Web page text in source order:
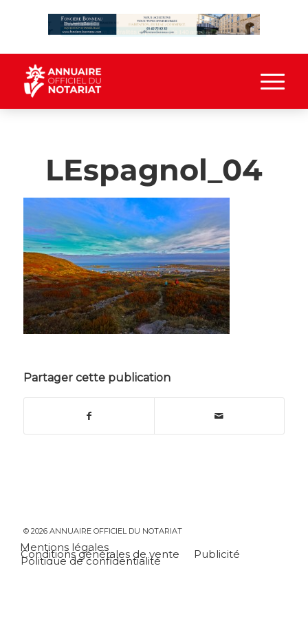
LEspagnol_04
Partager cette publication
© 2026 ANNUAIRE OFFICIEL DU NOTARIAT
Mentions légales
Conditions générales de vente Publicité
Politique de confidentialité